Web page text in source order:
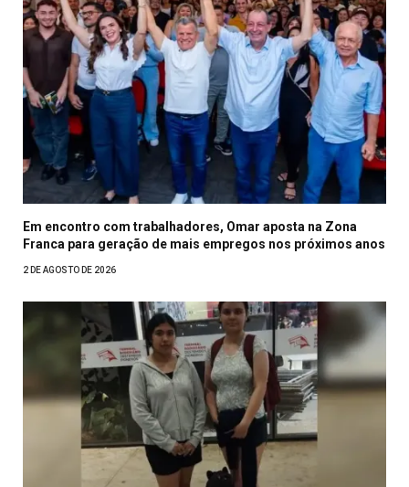
Em encontro com trabalhadores, Omar aposta na Zona
Franca para geração de mais empregos nos próximos anos
2 DE AGOSTO DE 2026